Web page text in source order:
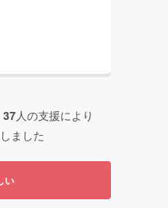
37人の支援により
ました
い